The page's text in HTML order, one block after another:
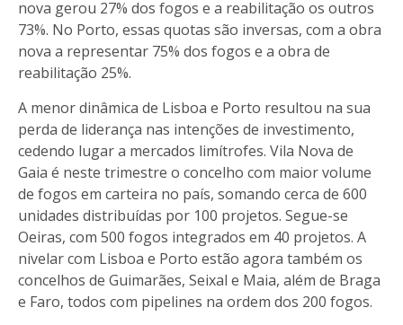
nova gerou 27% dos fogos e a reabilitação os outros
73%. No Porto, essas quotas são inversas, com a obra
nova a representar 75% dos fogos e a obra de
reabilitação 25%.
A menor dinâmica de Lisboa e Porto resultou na sua
perda de liderança nas intenções de investimento,
cedendo lugar a mercados limítrofes. Vila Nova de
Gaia é neste trimestre o concelho com maior volume
de fogos em carteira no país, somando cerca de 600
unidades distribuídas por 100 projetos. Segue-se
Oeiras, com 500 fogos integrados em 40 projetos. A
nivelar com Lisboa e Porto estão agora também os
concelhos de Guimarães, Seixal e Maia, além de Braga
e Faro, todos com pipelines na ordem dos 200 fogos.